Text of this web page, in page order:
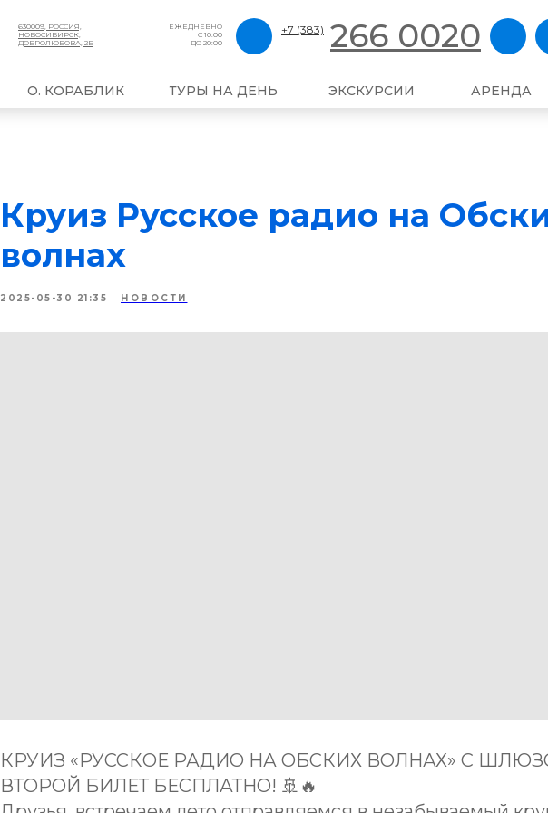
630009, РОССИЯ,
НОВОСИБИРСК,
ДОБРОЛЮБОВА, 2Б
ЕЖЕДНЕВНО
С 10:00
ДО 20:00
266 0020
+7 (383)
АРЕНДА
ЭКСКУРСИИ
О. КОРАБЛИК ТУРЫ НА ДЕНЬ
Круиз Русское радио на
волнах
2025-05-30 21:35 НОВОСТИ
КРУИЗ «РУССКОЕ РАДИО НА ОБСКИХ ВОЛНАХ» С
ВТОРОЙ БИЛЕТ БЕСПЛАТНО! 🚢🔥